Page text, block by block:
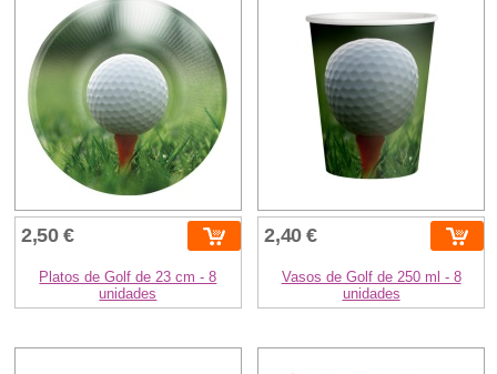
2,50 €
Platos de Golf de 23 cm - 8
unidades
2,40 €
Vasos de Golf de 250 ml - 8
unidades